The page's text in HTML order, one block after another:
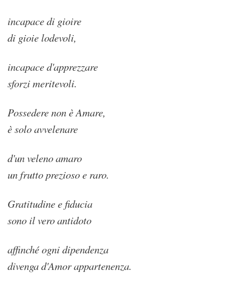
incapace di gioire
di gioie lodevoli,
incapace d'apprezzare
sforzi meritevoli.
Possedere non è Amare,
è solo avvelenare
d'un veleno amaro
un frutto prezioso e raro.
Gratitudine e fiducia
sono il vero antidoto
affinché ogni dipendenza
divenga d'Amor appartenenza.